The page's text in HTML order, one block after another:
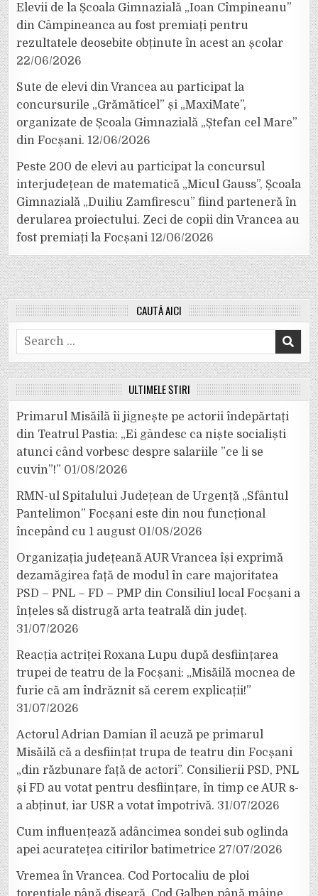
Elevii de la Școala Gimnazială „Ioan Cîmpineanu”
din Câmpineanca au fost premiați pentru
rezultatele deosebite obținute în acest an școlar
22/06/2026
Sute de elevi din Vrancea au participat la
concursurile „Grămăticel” și „MaxiMate”,
organizate de Școala Gimnazială „Ștefan cel Mare”
din Focșani. 12/06/2026
Peste 200 de elevi au participat la concursul
interjudețean de matematică „Micul Gauss”, Școala
Gimnazială „Duiliu Zamfirescu” fiind parteneră în
derularea proiectului. Zeci de copii din Vrancea au
fost premiați la Focșani 12/06/2026
CAUTĂ AICI
Search
for:
ULTIMELE ȘTIRI
Primarul Misăilă îi jignește pe actorii îndepărtați
din Teatrul Pastia: „Ei gândesc ca niște socialiști
atunci când vorbesc despre salariile ”ce li se
cuvin”!” 01/08/2026
RMN-ul Spitalului Județean de Urgență „Sfântul
Pantelimon” Focșani este din nou funcțional
începând cu 1 august 01/08/2026
Organizația județeană AUR Vrancea își exprimă
dezamăgirea față de modul în care majoritatea
PSD – PNL – FD – PMP din Consiliul local Focșani a
înțeles să distrugă arta teatrală din județ.
31/07/2026
Reacția actriței Roxana Lupu după desființarea
trupei de teatru de la Focșani: „Misăilă mocnea de
furie că am îndrăznit să cerem explicații!”
31/07/2026
Actorul Adrian Damian îl acuză pe primarul
Misăilă că a desființat trupa de teatru din Focșani
„din răzbunare față de actori”. Consilierii PSD, PNL
și FD au votat pentru desființare, în timp ce AUR s-
a abținut, iar USR a votat împotrivă. 31/07/2026
Cum influențează adâncimea sondei sub oglinda
apei acuratețea citirilor batimetrice 27/07/2026
Vremea în Vrancea. Cod Portocaliu de ploi